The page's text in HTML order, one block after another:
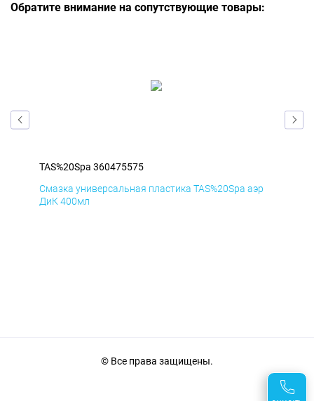
Обратите внимание на сопутствующие товары:
TAS%20Spa 360475575
Смазка универсальная пластика TAS%20Spa аэр
ДиК 400мл
© Все права защищены.